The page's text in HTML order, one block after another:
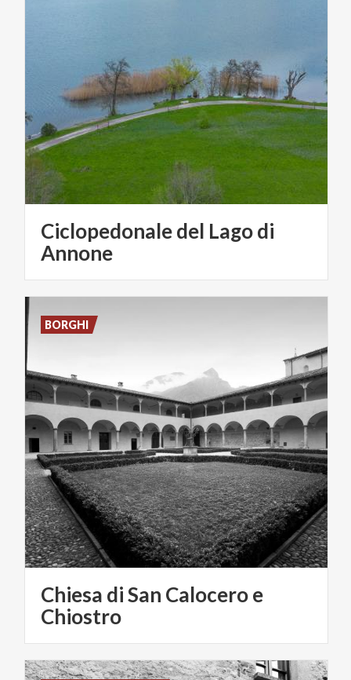
Ciclopedonale del Lago di
Annone
Chiesa di San Calocero e
Chiostro
BORGHI